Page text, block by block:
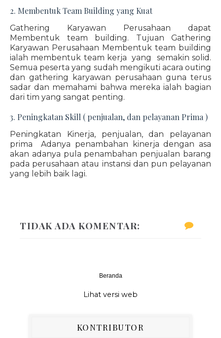
2. Membentuk Team Building yang Kuat
Gathering Karyawan Perusahaan dapat
Membentuk team building. Tujuan Gathering
Karyawan Perusahaan Membentuk team building
ialah membentuk team kerja yang semakin solid.
Semua peserta yang sudah mengikuti acara outing
dan gathering karyawan perusahaan guna terus
sadar dan memahami bahwa mereka ialah bagian
dari tim yang sangat penting.
3. Peningkatan Skill ( penjualan, dan pelayanan Prima )
Peningkatan Kinerja, penjualan, dan pelayanan
prima Adanya penambahan kinerja dengan asa
akan adanya pula penambahan penjualan barang
pada perusahaan atau instansi dan pun pelayanan
yang lebih baik lagi.
TIDAK ADA KOMENTAR:
Beranda
Lihat versi web
KONTRIBUTOR